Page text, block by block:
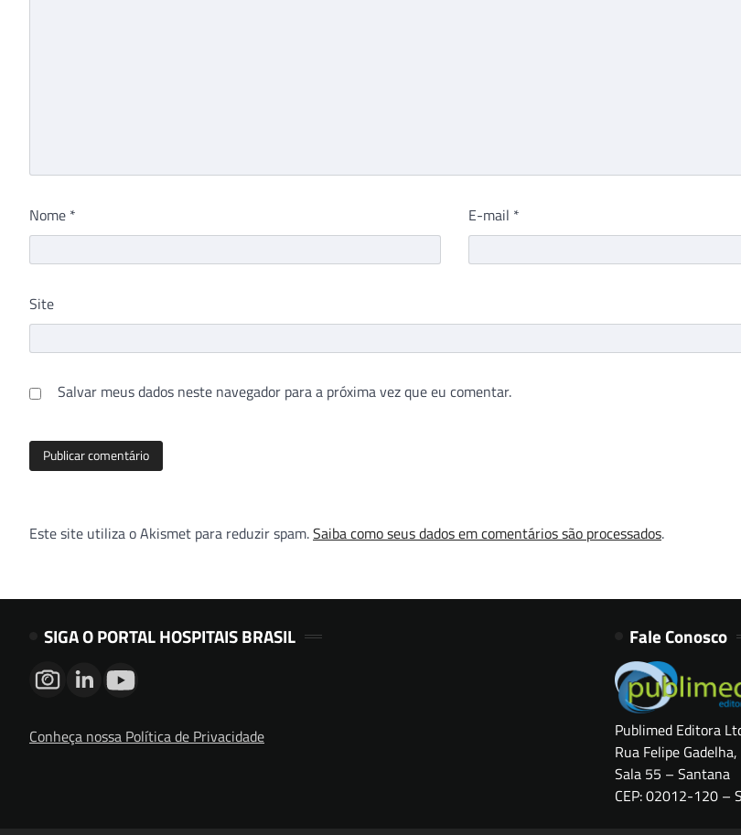
Nome * E-mail *
Site
Salvar meus dados neste navegador para a próxima vez que eu comentar.
Este site utiliza o Akismet para reduzir spam.Saiba como seus dados em comentários são processados.
SIGA O PORTAL HOSPITAIS BRASIL
Conheça nossa Política de Privacidade
Fale Conosco
Publimed Editora
Rua Felipe
Sala 55 – Santana
CEP: 02012-120 –